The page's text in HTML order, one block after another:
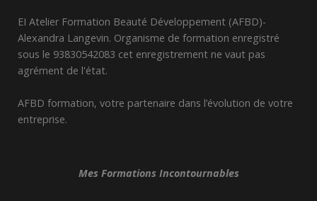
EI Atelier Formation Beauté Développement (AFBD)-
Alexandra Langevin. Organisme de formation enregistré
sous le 93830542083 cet enregistrement ne vaut pas
agrément de l'état.
AFBD formation, votre partenaire dans l’évolution de votre
entreprise.
Mes Formations Incontournables